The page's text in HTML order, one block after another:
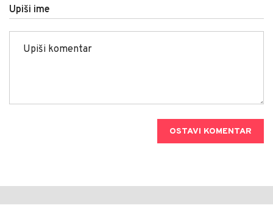
Upiši ime
OSTAVI KOMENTAR